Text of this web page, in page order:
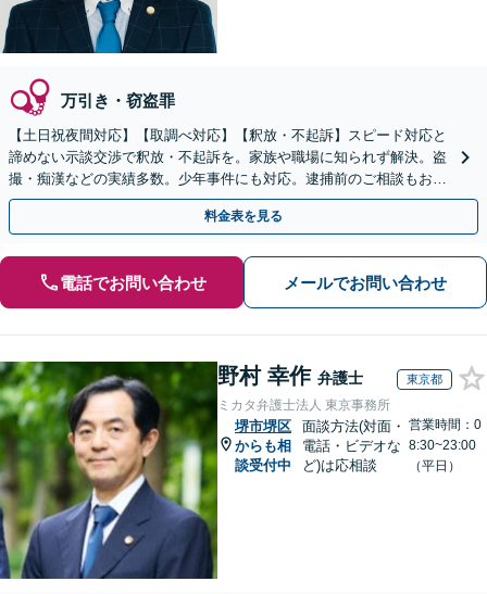
万引き・窃盗罪
【土日祝夜間対応】【取調べ対応】【釈放・不起訴】スピード対応と
諦めない示談交渉で釈放・不起訴を。家族や職場に知られず解決。盗
撮・痴漢などの実績多数。少年事件にも対応。逮捕前のご相談もお任
せください。【堺東駅5分】【オンライン可】
料金表を見る
電話でお問い合わせ メールでお問い合わせ
野村 幸作 弁護士 東京都
ミカタ弁護士法人 東京事務所
堺市堺区
からも相
談受付中
面談方法(対面・
電話・ビデオな
ど)は応相談
営業時間：0
8:30~23:00
（平日）